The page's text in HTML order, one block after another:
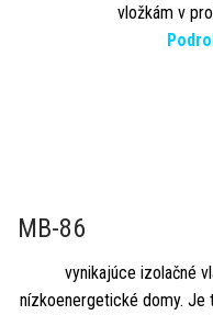
vložkám v
MB-86
vynikajúce izolačné
nízkoenergetické domy. Je